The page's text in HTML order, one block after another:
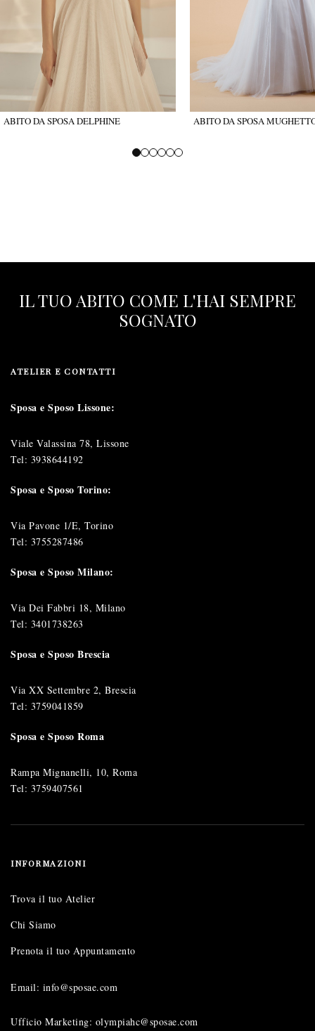
ABITO DA SPOSA DELPHINE ABITO DA SPOSA
IL TUO ABITO COME L'HAI SEMPRE
SOGNATO
ATELIER E CONTATTI
Sposa e Sposo Lissone:
Viale Valassina 78, Lissone
Tel: 3938644192
Sposa e Sposo Torino:
Via Pavone 1/E, Torino
Tel: 3755287486
Sposa e Sposo Milano:
Via Dei Fabbri 18, Milano
Tel: 3401738263
Sposa e Sposo Brescia
Via XX Settembre 2, Brescia
Tel: 3759041859
Sposa e Sposo Roma
Rampa Mignanelli, 10, Roma
Tel: 3759407561
INFORMAZIONI
Trova il tuo Atelier
Chi Siamo
Prenota il tuo Appuntamento
Email: info@sposae.com
Ufficio Marketing: olympiahc@sposae.com